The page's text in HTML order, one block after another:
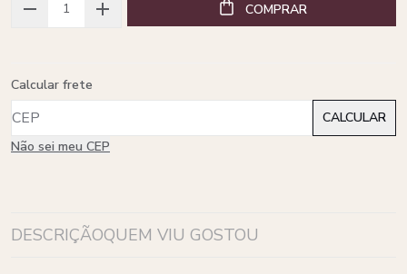
COMPRAR
Calcular frete
Não sei meu CEP
DESCRIÇÃOQUEM VIU GOSTOU